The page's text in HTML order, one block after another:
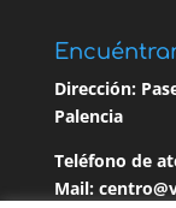
Dirección:
Palencia
Teléfono de
Mail: